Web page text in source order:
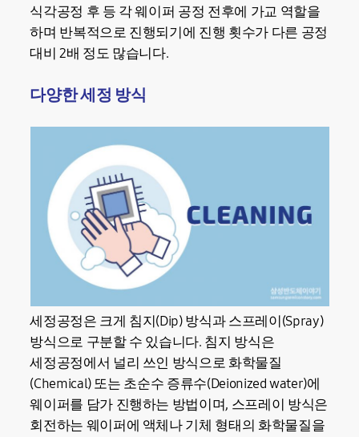
식각공정 후 등 각 웨이퍼 공정 전후에 가교 역할을
하며 반복적으로 진행되기에 진행 횟수가 다른 공정
대비 2배 정도 많습니다.
다양한 세정 방식
세정공정은 크게 침지(Dip) 방식과 스프레이(Spray)
방식으로 구분할 수 있습니다. 침지 방식은
세정공정에서 널리 쓰인 방식으로 화학물질
(Chemical) 또는 초순수 증류수(Deionized water)에
웨이퍼를 담가 진행하는 방법이며, 스프레이 방식은
회전하는 웨이퍼에 액체나 기체 형태의 화학물질을